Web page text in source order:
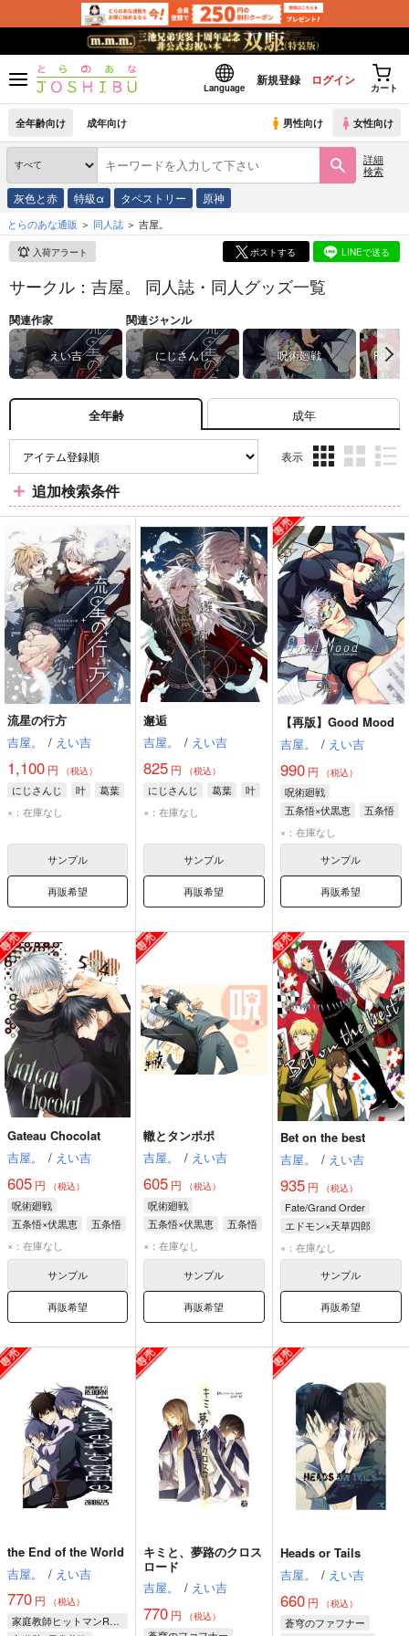
Language
新規登録 ログイン
カート
全年齢向け 成年向け 男性向け 女性向け
詳細
検索
灰色と赤 特級α タペストリー 原神
とらのあな通販 同人誌 吉屋。
入荷アラート ポストする LINEで送る
サークル：吉屋。 同人誌・同人グッズ一覧
関連作家
えい吉
関連ジャンル
にじさんじ 呪術廻戦 Fate/
全年齢 成年
表示
ム
表
示
ム
表
示
ム
表
示
追加検索条件
流星の行方
吉屋。
/ えい吉
1,100 円 （税込）
にじさんじ 叶
葛葉
×：在庫なし
サンプル
再販希望
邂逅
吉屋。
/ えい吉
825 円 （税込）
にじさんじ 葛葉
叶
×：在庫なし
サンプル
再販希望
【再版】Good Mood
吉屋。
/ えい吉
990円 （税込）
呪術廻戦
五条悟×伏黒恵
五条悟
伏黒恵
×：在庫なし
サンプル
再販希望
Gateau Chocolat
吉屋。
/ えい吉
605 円 （税込）
呪術廻戦
五条悟×伏黒恵
五条悟
伏黒恵
×：在庫なし
サンプル
再販希望
轍とタンポポ
吉屋。
/ えい吉
605 円 （税込）
呪術廻戦
五条悟×伏黒恵
五条悟
伏黒恵
×：在庫なし
サンプル
再販希望
Bet on the best
吉屋。
/ えい吉
935円 （税込）
Fate/Grand Order
エドモン×天草四郎
天草四郎
ギルガメッシュ
×：在庫なし
サンプル
再販希望
the End of the World
吉屋。
/ えい吉
770 円 （税込）
家庭教師ヒットマンREBORN！
キミと、夢路のクロス
ロード
吉屋。
/ えい吉
770 円 （税込）
Heads or Tails
吉屋。
/ えい吉
660円 （税込）
蒼穹のファフナー